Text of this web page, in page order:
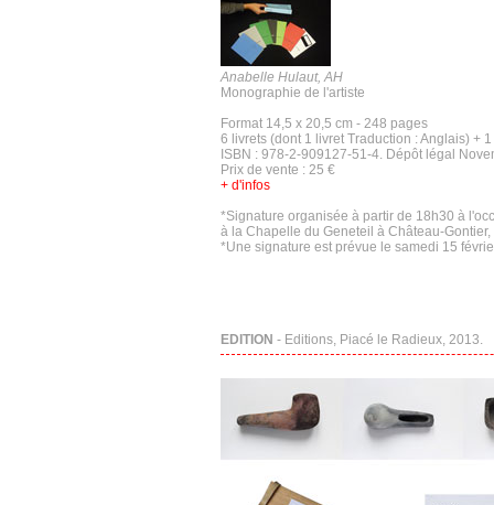
Anabelle Hulaut, AH
Monographie de l'artiste
Format 14,5 x 20,5 cm - 248 pages
6 livrets (dont 1 livret Traduction : Anglais) +
ISBN : 978-2-909127-51-4. Dépôt légal
Prix de vente : 25 €
+ d'infos
*Signature organisée à partir de 18h30 à
à la Chapelle du Geneteil à Château-
*Une signature est prévue le samedi 15
EDITION - Editions, Piacé le Radieux, 2013.